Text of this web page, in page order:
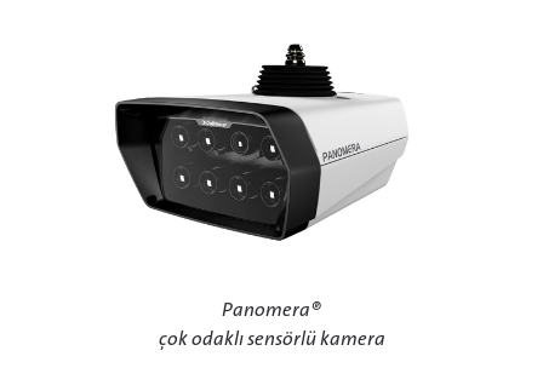
Panomera®
çok odaklı sensörlü kamera